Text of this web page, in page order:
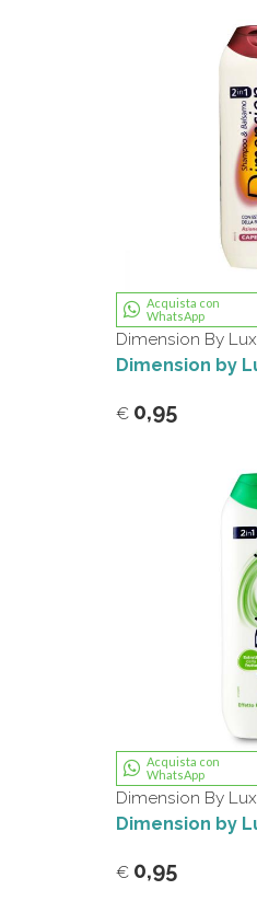
Acquista con
WhatsApp
Dimension By Lux
€ 0,95
Acquista con
WhatsApp
Dimension By Lux
€ 0,95